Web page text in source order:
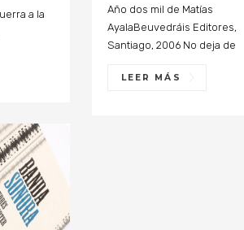
a la
Año dos mil de Matías
AyalaBeuvedráis Editores,
Santiago, 2006 No deja de
LEER MÁS